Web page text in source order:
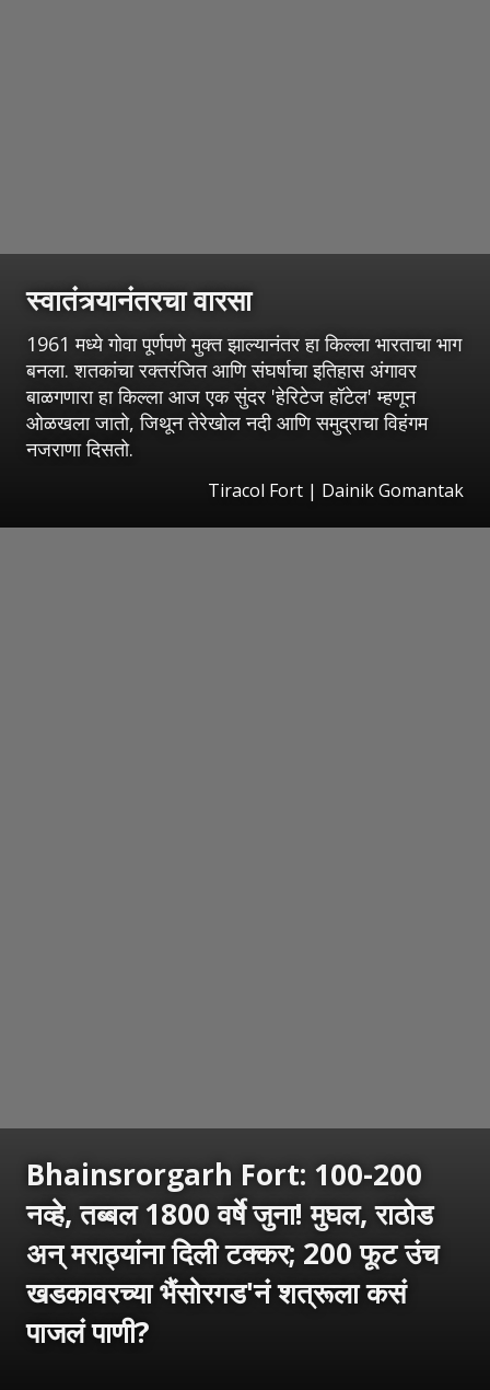
स्वातंत्र्यानंतरचा वारसा
1961 मध्ये गोवा पूर्णपणे मुक्त झाल्यानंतर हा किल्ला भारताचा भाग
बनला. शतकांचा रक्तरंजित आणि संघर्षाचा इतिहास अंगावर
बाळगणारा हा किल्ला आज एक सुंदर 'हेरिटेज हॉटेल' म्हणून
ओळखला जातो, जिथून तेरेखोल नदी आणि समुद्राचा विहंगम
नजराणा दिसतो.
Tiracol Fort | Dainik Gomantak
Bhainsrorgarh Fort: 100-200
नव्हे, तब्बल 1800 वर्षे जुना! मुघल, राठोड
अन् मराठ्यांना दिली टक्कर; 200 फूट उंच
खडकावरच्या भैंसोरगड'नं शत्रूला कसं
पाजलं पाणी?